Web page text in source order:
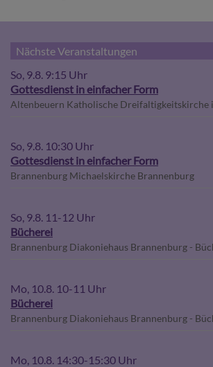
Nächste Veranstaltungen
So, 9.8. 9:15 Uhr
Gottesdienst in einfacher Form
Altenbeuern Katholische Dreifaltigkeitskirche
So, 9.8. 10:30 Uhr
Gottesdienst in einfacher Form
Brannenburg Michaelskirche Brannenburg
So, 9.8. 11-12 Uhr
Bücherei
Brannenburg Diakoniehaus Brannenburg -
Mo, 10.8. 10-11 Uhr
Bücherei
Brannenburg Diakoniehaus Brannenburg -
Mo, 10.8. 14:30-15:30 Uhr